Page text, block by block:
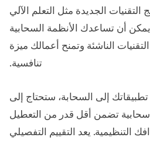
الجديدة مثل التعلم الآلي
أن تساعدك الأنظمة السحابية
الناشئة وتمنح أعمالك ميزة
تنافسية.
إلى السحابة، ستحتاج إلى
سحابية تضمن أقل قدر من التعطيل
التنظيمية. يعد التقييم التفصيلي